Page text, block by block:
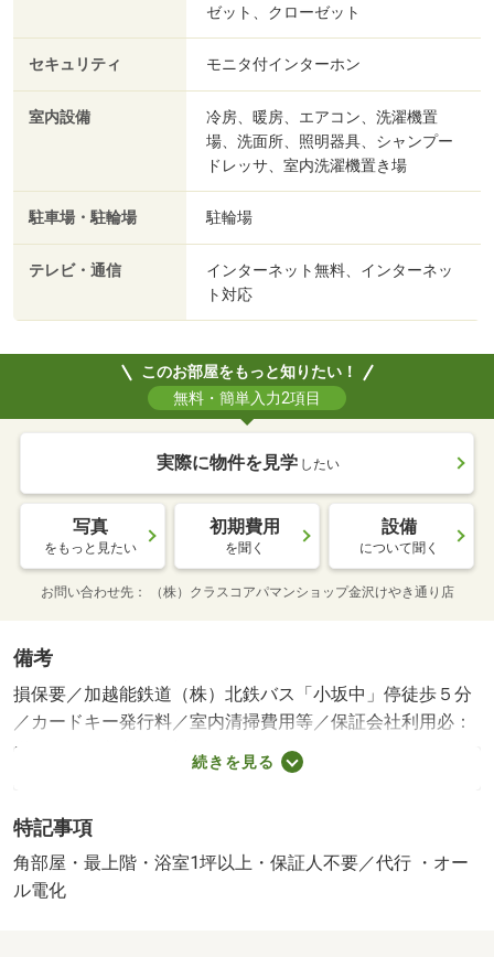
ゼット、クローゼット
セキュリティ モニタ付インターホン
室内設備
冷房、暖房、エアコン、洗濯機置
場、洗面所、照明器具、シャンプー
ドレッサ、室内洗濯機置き場
駐車場・駐輪場 駐輪場
テレビ・通信
インターネット無料、インターネッ
ト対応
このお部屋をもっと知りたい！
無料・簡単入力2項目
実際に物件を見学 したい
写真
をもっと見たい
初期費用
を聞く
設備
について聞く
お問い合わせ先 （株）クラスコアパマンショップ金沢けやき通り店
備考
損保要／加越能鉄道（株）北鉄バス「小坂中」停徒歩５分
／カードキー発行料／室内清掃費用等／保証会社利用必：
機関保証加入必須。初回保証料３５０００円、月額保証料
賃料等総額の１％＋８００円／月（その他商品あり）／
費］ルームクリーニング料金にエアコンクリーニング費用
を含みます。 保証会社：株式会社イントラスト／バスト
イレ別／エアコン／シャワー付洗面台／ＴＶインターホン
続きを見る
特記事項
角部屋・最上階・浴室1坪以上・保証人不要／代行 ・オー
ル電化